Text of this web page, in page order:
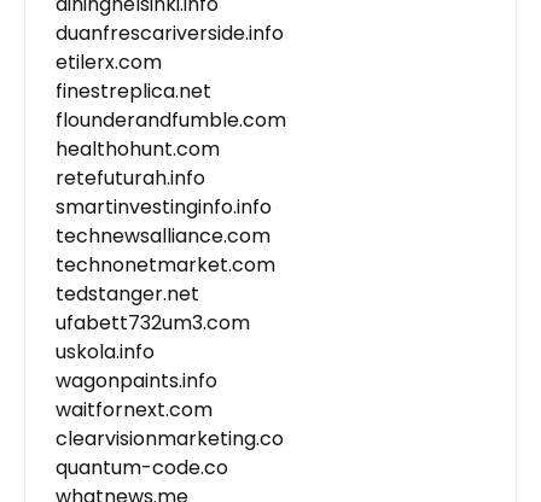
duanfrescariverside.info
etilerx.com
finestreplica.net
flounderandfumble.com
healthohunt.com
retefuturah.info
smartinvestinginfo.info
technewsalliance.com
technonetmarket.com
tedstanger.net
ufabett732um3.com
uskola.info
wagonpaints.info
waitfornext.com
clearvisionmarketing.co
quantum-code.co